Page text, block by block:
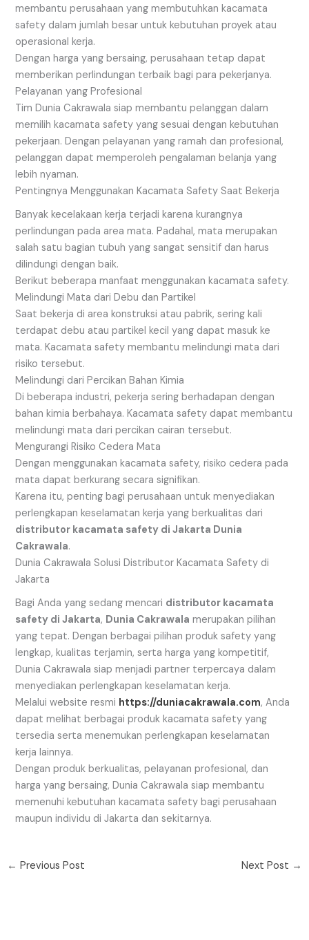
membantu perusahaan yang membutuhkan kacamata
safety dalam jumlah besar untuk kebutuhan proyek atau
operasional kerja.
Dengan harga yang bersaing, perusahaan tetap dapat
memberikan perlindungan terbaik bagi para pekerjanya.
Pelayanan yang Profesional
Tim Dunia Cakrawala siap membantu pelanggan dalam
memilih kacamata safety yang sesuai dengan kebutuhan
pekerjaan. Dengan pelayanan yang ramah dan profesional,
pelanggan dapat memperoleh pengalaman belanja yang
lebih nyaman.
Pentingnya Menggunakan Kacamata Safety Saat Bekerja
Banyak kecelakaan kerja terjadi karena kurangnya
perlindungan pada area mata. Padahal, mata merupakan
salah satu bagian tubuh yang sangat sensitif dan harus
dilindungi dengan baik.
Berikut beberapa manfaat menggunakan kacamata safety.
Melindungi Mata dari Debu dan Partikel
Saat bekerja di area konstruksi atau pabrik, sering kali
terdapat debu atau partikel kecil yang dapat masuk ke
mata. Kacamata safety membantu melindungi mata dari
risiko tersebut.
Melindungi dari Percikan Bahan Kimia
Di beberapa industri, pekerja sering berhadapan dengan
bahan kimia berbahaya. Kacamata safety dapat membantu
melindungi mata dari percikan cairan tersebut.
Mengurangi Risiko Cedera Mata
Dengan menggunakan kacamata safety, risiko cedera pada
mata dapat berkurang secara signifikan.
Karena itu, penting bagi perusahaan untuk menyediakan
perlengkapan keselamatan kerja yang berkualitas dari
distributor kacamata safety di Jakarta Dunia
Cakrawala.
Dunia Cakrawala Solusi Distributor Kacamata Safety di
Jakarta
Bagi Anda yang sedang mencari distributor kacamata
safety di Jakarta, Dunia Cakrawala merupakan pilihan
yang tepat. Dengan berbagai pilihan produk safety yang
lengkap, kualitas terjamin, serta harga yang kompetitif,
Dunia Cakrawala siap menjadi partner terpercaya dalam
menyediakan perlengkapan keselamatan kerja.
Melalui website resmi https://duniacakrawala.com, Anda
dapat melihat berbagai produk kacamata safety yang
tersedia serta menemukan perlengkapan keselamatan
kerja lainnya.
Dengan produk berkualitas, pelayanan profesional, dan
harga yang bersaing, Dunia Cakrawala siap membantu
memenuhi kebutuhan kacamata safety bagi perusahaan
maupun individu di Jakarta dan sekitarnya.
← Previous Post Next Post →